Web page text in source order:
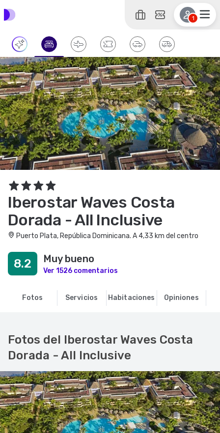
1
Iberostar Waves Costa
Dorada - All Inclusive
Puerto Plata, República Dominicana. A 4,33 km del centro
8.2 Muy bueno
Ver 1526 comentarios
Fotos Servicios Habitaciones Opiniones
Fotos del Iberostar Waves Costa
Dorada - All Inclusive